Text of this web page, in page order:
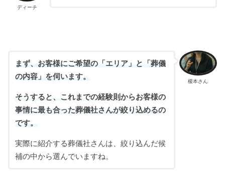
ディーチ
榎本さん
まず、お客様にご希望の「エリア」と「葬儀
の内容」を伺います。
そうすると、これまでの経験則からお客様の
事情に最も合った葬儀社さんが絞り込めるの
です。
実際に紹介する葬儀社さんは、絞り込んだ候
補の中から選んでいますね。